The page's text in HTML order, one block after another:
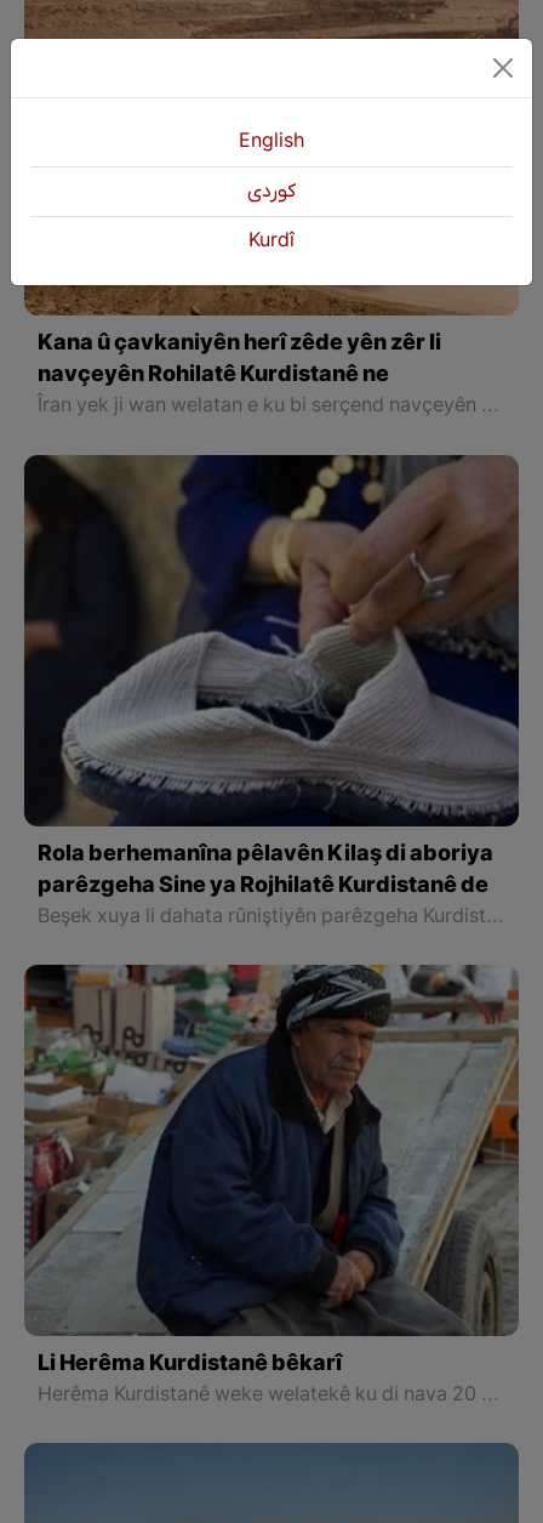
Kana û çavkaniyên herî zêde yên zêr li
navçeyên Rohilatê Kurdistanê ne
Îran yek ji wan welatan e ku bi serçend navçeyên erdnîgarî yên cuda de dabeş bûye, her ew yek bûye sedem ku çend kanî û madenên cuda lê hebin û xwedî dewlemendî be, ku hin ji wan bi nirx in û weke çavkaniya dahatê tên hejmarkirin
Rola berhemanîna pêlavên Kilaş di aboriya
parêzgeha Sine ya Rojhilatê Kurdistanê de
Beşek xuya li dahata rûniştiyên parêzgeha Kurdistanê pêwendî bi berhemanîn û xizmetguzarî û parvekirina karên destî(Karsaz) ve heye û ev sektore dikare mîna potansiyeleke aborî û şiyanek bo vê parêzgehê bê hesab kirin.
Li Herêma Kurdistanê bêkarî
Herêma Kurdistanê weke welatekê ku di nava 20 salên borî de geşekirineke berçav di warê aborî de dîtiye û li diyardeya bêkariyê dûr nebûye. Tevî ku derbarê amarên bêkariyê li Herêma Kurdistanê amarên cûda derdikevin, lê li gorî amarên wezareta Kar û Karûbarê civakî di sala 2020ê de ew amar geheştiye %12ê.
English
كوردی
Kurdî